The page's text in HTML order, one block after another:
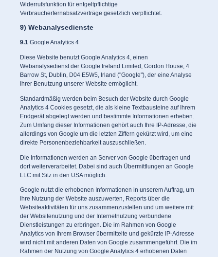
Widerrufsfunktion für entgeltpflichtige
Verbraucherfernabsatzverträge gesetzlich verpflichtet.
9) Webanalysedienste
9.1 Google Analytics 4
Diese Website benutzt Google Analytics 4, einen
Webanalysedienst der Google Ireland Limited, Gordon House, 4
Barrow St, Dublin, D04 E5W5, Irland ("Google"), der eine Analyse
Ihrer Benutzung unserer Website ermöglicht.
Standardmäßig werden beim Besuch der Website durch Google
Analytics 4 Cookies gesetzt, die als kleine Textbausteine auf Ihrem
Endgerät abgelegt werden und bestimmte Informationen erheben.
Zum Umfang dieser Informationen gehört auch Ihre IP-Adresse, die
allerdings von Google um die letzten Ziffern gekürzt wird, um eine
direkte Personenbeziehbarkeit auszuschließen.
Die Informationen werden an Server von Google übertragen und
dort weiterverarbeitet. Dabei sind auch Übermittlungen an Google
LLC mit Sitz in den USA möglich.
Google nutzt die erhobenen Informationen in unserem Auftrag, um
Ihre Nutzung der Website auszuwerten, Reports über die
Websiteaktivitäten für uns zusammenzustellen und um weitere mit
der Websitenutzung und der Internetnutzung verbundene
Dienstleistungen zu erbringen. Die im Rahmen von Google
Analytics von Ihrem Browser übermittelte und gekürzte IP-Adresse
wird nicht mit anderen Daten von Google zusammengeführt. Die im
Rahmen der Nutzung von Google Analytics 4 erhobenen Daten